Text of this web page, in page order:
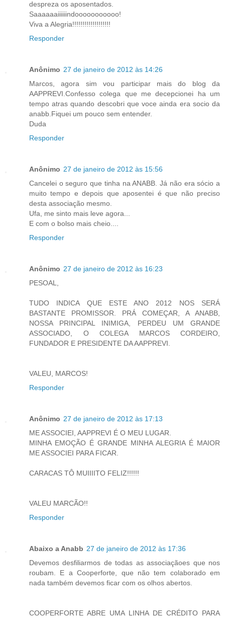
despreza os aposentados.
Saaaaaaiiiiiindooooooooooo!
Viva a Alegria!!!!!!!!!!!!!!!!!!!
Responder
Anônimo 27 de janeiro de 2012 às 14:26
Marcos, agora sim vou participar mais do blog da
AAPPREVI.Confesso colega que me decepcionei ha um
tempo atras quando descobri que voce ainda era socio da
anabb.Fiquei um pouco sem entender.
Duda
Responder
Anônimo 27 de janeiro de 2012 às 15:56
Cancelei o seguro que tinha na ANABB. Já não era sócio a
muito tempo e depois que aposentei é que não preciso
desta associação mesmo.
Ufa, me sinto mais leve agora...
E com o bolso mais cheio....
Responder
Anônimo 27 de janeiro de 2012 às 16:23
PESOAL,
TUDO INDICA QUE ESTE ANO 2012 NOS SERÁ
BASTANTE PROMISSOR. PRÁ COMEÇAR, A ANABB,
NOSSA PRINCIPAL INIMIGA, PERDEU UM GRANDE
ASSOCIADO, O COLEGA MARCOS CORDEIRO,
FUNDADOR E PRESIDENTE DA AAPPREVI.
VALEU, MARCOS!
Responder
Anônimo 27 de janeiro de 2012 às 17:13
ME ASSOCIEI, AAPPREVI É O MEU LUGAR.
MINHA EMOÇÃO É GRANDE MINHA ALEGRIA É MAIOR
ME ASSOCIEI PARA FICAR.
CARACAS TÔ MUIIIITO FELIZ!!!!!!
VALEU MARCÃO!!
Responder
Abaixo a Anabb 27 de janeiro de 2012 às 17:36
Devemos desfiliarmos de todas as associaçãoes que nos
roubam. E a Cooperforte, que não tem colaborado em
nada também devemos ficar com os olhos abertos.
COOPERFORTE ABRE UMA LINHA DE CRÉDITO PARA